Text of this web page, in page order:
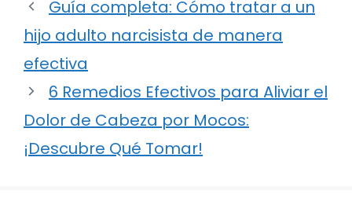
Guía completa: Cómo tratar a un
hijo adulto narcisista de manera
efectiva
6 Remedios Efectivos para Aliviar el
Dolor de Cabeza por Mocos:
¡Descubre Qué Tomar!